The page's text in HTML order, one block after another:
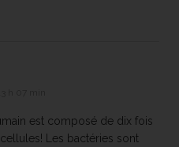
est composé de dix fois
Les bactéries sont